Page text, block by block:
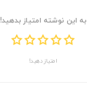
به این نوشته امتیاز بدهید!
امتیاز دهید!